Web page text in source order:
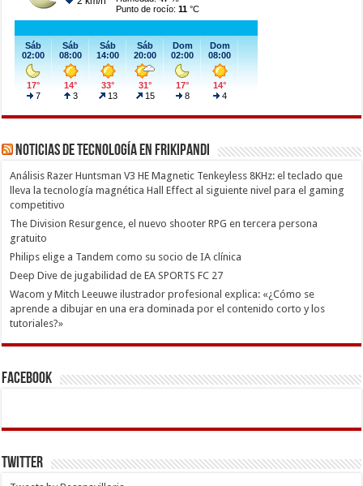
Noticias de Tecnología en Frikipandi
Análisis Razer Huntsman V3 HE Magnetic Tenkeyless 8KHz: el teclado que
lleva la tecnología magnética Hall Effect al siguiente nivel para el gaming
competitivo
The Division Resurgence, el nuevo shooter RPG en tercera persona
gratuito
Philips elige a Tandem como su socio de IA clínica
Deep Dive de jugabilidad de EA SPORTS FC 27
Wacom y Mitch Leeuwe ilustrador profesional explica: «¿Cómo se
aprende a dibujar en una era dominada por el contenido corto y los
tutoriales?»
Facebook
Twitter